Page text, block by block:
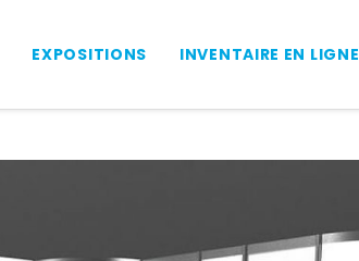
EXPOSITIONS INVENTAIRE EN LIGNE